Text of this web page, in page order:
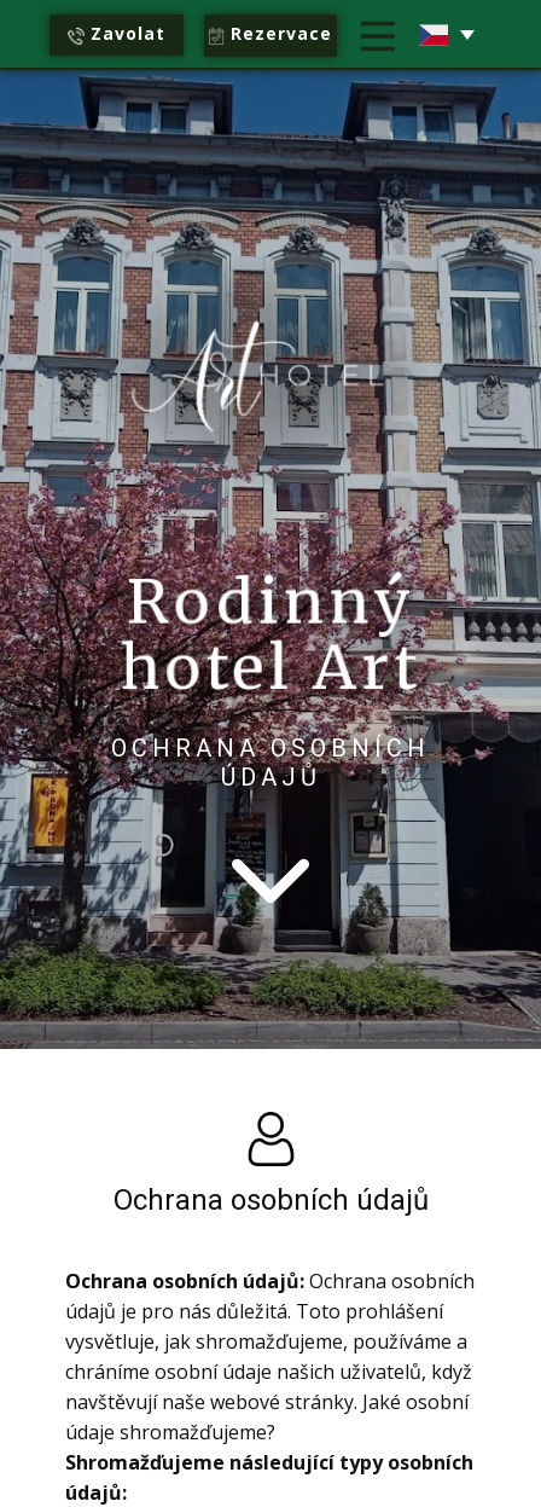
Rezervace
Zavolat
Rodinný
hotel Art
OCHRANA OSOBNÍCH
ÚDAJŮ
Ochrana osobních údajů
Ochrana osobních údajů:Ochrana osobních
údajů je pro nás důležitá. Toto prohlášení
vysvětluje, jak shromažďujeme, používáme a
chráníme osobní údaje našich uživatelů, když
navštěvují naše webové stránky. Jaké osobní
údaje shromažďujeme?
Shromažďujeme následující typy osobních
údajů: